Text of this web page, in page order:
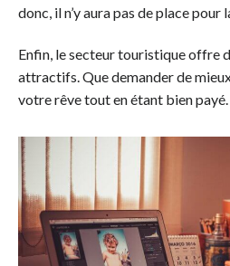
donc, il n’y aura pas de place pour
Enfin, le secteur touristique offre
attractifs. Que demander de
votre rêve tout en étant bien payé.